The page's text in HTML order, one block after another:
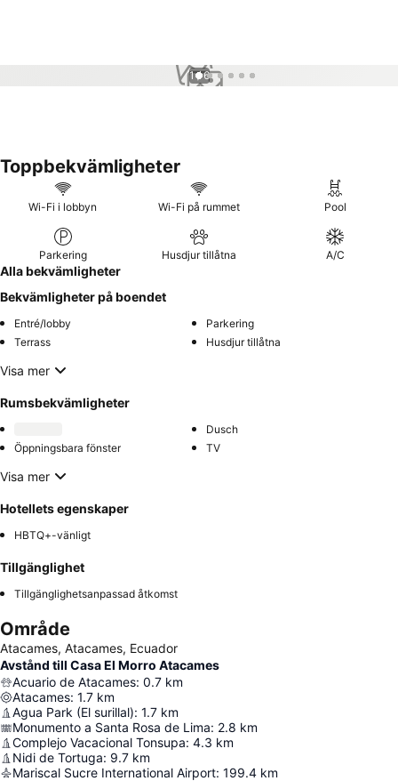
1 / 6
Toppbekvämligheter
Wi-Fi i lobbyn Wi-Fi på rummet Pool
Parkering Husdjur tillåtna A/C
Alla bekvämligheter
Bekvämligheter på boendet
Entré/lobby
Parkering
Terrass
Husdjur tillåtna
Visa mer
Rumsbekvämligheter
Dusch
Öppningsbara fönster
TV
Visa mer
Hotellets egenskaper
HBTQ+-vänligt
Tillgänglighet
Tillgänglighetsanpassad åtkomst
Område
Atacames, Atacames, Ecuador
Avstånd till Casa El Morro Atacames
Acuario de Atacames: 0.7 km
Atacames: 1.7 km
Agua Park (El surillal): 1.7 km
Monumento a Santa Rosa de Lima: 2.8 km
Complejo Vacacional Tonsupa: 4.3 km
Nidi de Tortuga: 9.7 km
Mariscal Sucre International Airport: 199.4 km